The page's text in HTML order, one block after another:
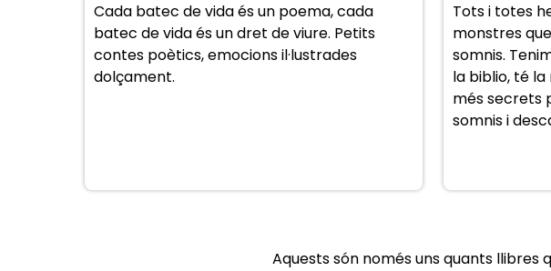
Cada batec de vida és un poema, cada
batec de vida és un dret de viure. Petits
contes poètics, emocions il·lustrades
dolçament.
Tots i totes
monstres
somnis.
la biblio, té
més secrets
somnis i
Aquests són només uns quants